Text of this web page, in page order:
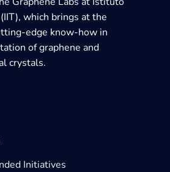
which brings at the
edge know-how in
of graphene and
crystals.
Initiatives